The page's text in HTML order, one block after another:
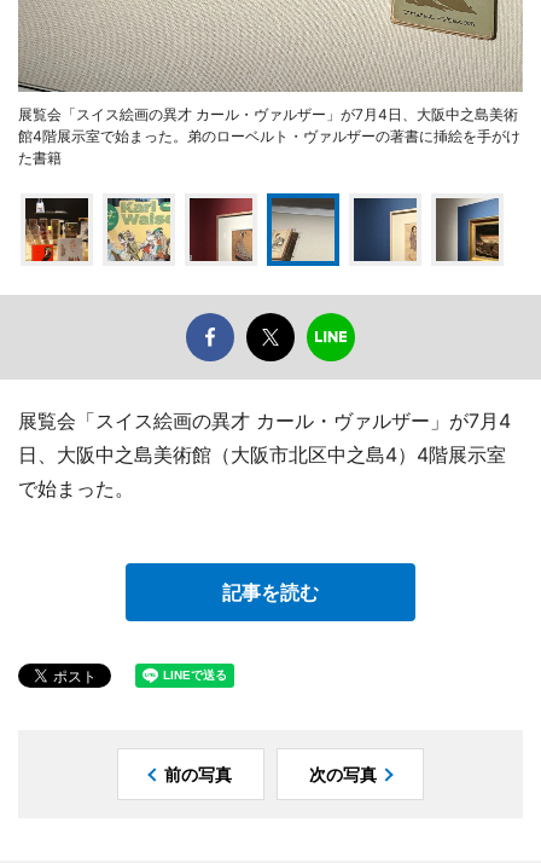
展覧会「スイス絵画の異才 カール・ヴァルザー」が7月4日、大阪中之島美術
館4階展示室で始まった。弟のローベルト・ヴァルザーの著書に挿絵を手がけ
た書籍
展覧会「スイス絵画の異才 カール・ヴァルザー」が7月4
日、大阪中之島美術館（大阪市北区中之島4）4階展示室
で始まった。
記事を読む
前の写真 次の写真